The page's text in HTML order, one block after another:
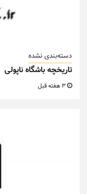
دسته‌بندی نشده
تاریخچه باشگاه ناپولی